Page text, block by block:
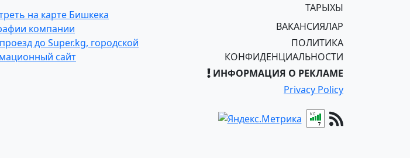
на карте Бишкека
компании
до Super.kg, городской
сайт
ТАРЫХЫ
ВАКАНСИЯЛАР
ПОЛИТИКА
КОНФИДЕНЦИАЛЬНОСТИ
ИНФОРМАЦИЯ О РЕКЛАМЕ
Privacy Policy